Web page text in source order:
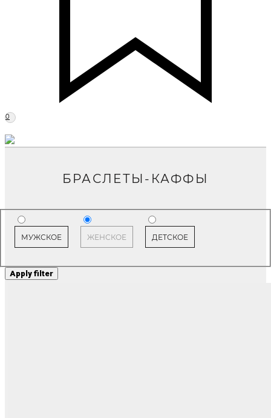
0
БРАСЛЕТЫ-КАФФЫ
МУЖСКОЕ ЖЕНСКОЕ ДЕТСКОЕ
Apply filter